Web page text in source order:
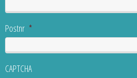
Postnr *
CAPTCHA